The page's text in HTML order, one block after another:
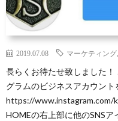
2019.07.08 マーケティング
長らくお待たせ致しました
グラムのビジネスアカウント
https://www.instagram.com/
HOMEの右上部に他のSNS